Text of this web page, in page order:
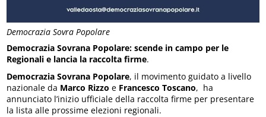
Democrazia Sovra Popolare
Democrazia Sovrana Popolare: scende in campo per le
Regionali e lancia la raccolta firme.
Democrazia Sovrana Popolare, il movimento guidato a livello
nazionale da Marco Rizzo e Francesco Toscano, ha
annunciato l’inizio ufficiale della raccolta firme per presentare
la lista alle prossime elezioni regionali.